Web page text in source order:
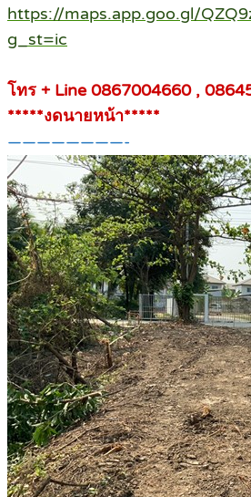
https://maps.app.goo.gl/
g_st=ic
โทร + Line 0867004660 ,
*****งดนายหน้า*****
————————-